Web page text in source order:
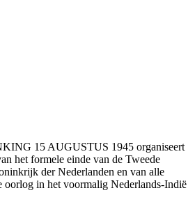
15 AUGUSTUS 1945 organiseert
het formele einde van de Tweede
der Nederlanden en van alle
oorlog in het voormalig Nederlands-Indië